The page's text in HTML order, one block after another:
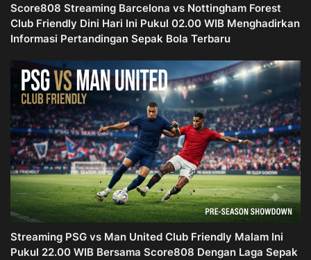
Score808 Streaming Barcelona vs Nottingham Forest
Club Friendly Dini Hari Ini Pukul 02.00 WIB Menghadirkan
Informasi Pertandingan Sepak Bola Terbaru
Streaming PSG vs Man United Club Friendly Malam Ini
Pukul 22.00 WIB Bersama Score808 Dengan Laga Sepak